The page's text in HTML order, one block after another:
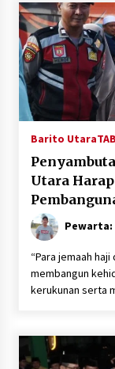
Barito Utara
Utara
“Para jemaah
membangun
kerukunan serta